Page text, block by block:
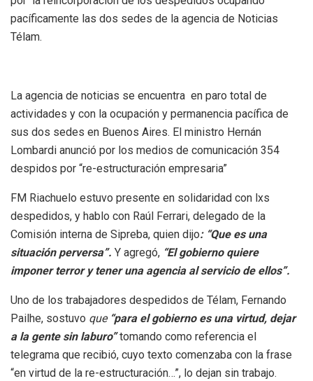
pacíficamente las dos sedes de la agencia de Noticias
Télam.
La agencia de noticias se encuentra en paro total de
actividades y con la ocupación y permanencia pacífica de
sus dos sedes en Buenos Aires. El ministro Hernán
Lombardi anunció por los medios de comunicación 354
despidos por “re-estructuración empresaria”
FM Riachuelo estuvo presente en solidaridad con lxs
despedidos, y hablo con Raúl Ferrari, delegado de la
Comisión interna de Sipreba, quien dijo: “Que es una
situación perversa”. Y agregó, “El gobierno quiere
imponer terror y tener una agencia al servicio de ellos”.
Uno de los trabajadores despedidos de Télam, Fernando
Pailhe, sostuvo que“para el gobierno es una virtud, dejar
a la gente sin laburo”tomando como referencia el
telegrama que recibió, cuyo texto comenzaba con la frase
“en virtud de la re-estructuración…”, lo dejan sin trabajo.